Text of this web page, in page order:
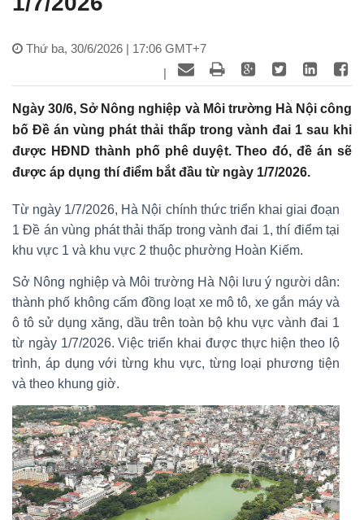
Thứ ba, 30/6/2026 | 17:06 GMT+7
|
Ngày 30/6, Sở Nông nghiệp và Môi trường Hà Nội công
bố Đề án vùng phát thải thấp trong vành đai 1 sau khi
được HĐND thành phố phê duyệt. Theo đó, đề án sẽ
được áp dụng thí điểm bắt đầu từ ngày 1/7/2026.
Từ ngày 1/7/2026, Hà Nội chính thức triển khai giai đoạn
1 Đề án vùng phát thải thấp trong vành đai 1, thí điểm tại
khu vực 1 và khu vực 2 thuộc phường Hoàn Kiếm.
Sở Nông nghiệp và Môi trường Hà Nội lưu ý người dân:
thành phố không cấm đồng loạt xe mô tô, xe gắn máy và
ô tô sử dụng xăng, dầu trên toàn bộ khu vực vành đai 1
từ ngày 1/7/2026. Việc triển khai được thực hiện theo lộ
trình, áp dụng với từng khu vực, từng loại phương tiện
và theo khung giờ.